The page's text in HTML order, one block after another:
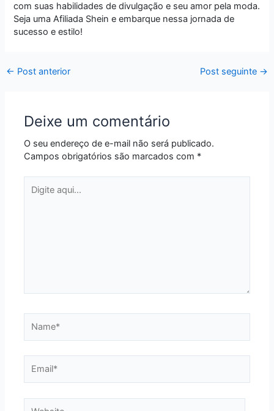
com suas habilidades de divulgação e seu amor pela moda.
Seja uma Afiliada Shein e embarque nessa jornada de
sucesso e estilo!
← Post anterior Post seguinte →
Deixe um comentário
O seu endereço de e-mail não será publicado.
Campos obrigatórios são marcados com *
aqui...